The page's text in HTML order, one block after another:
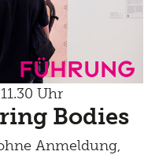
Führung
Uhr
Bodies
Anmeldung,